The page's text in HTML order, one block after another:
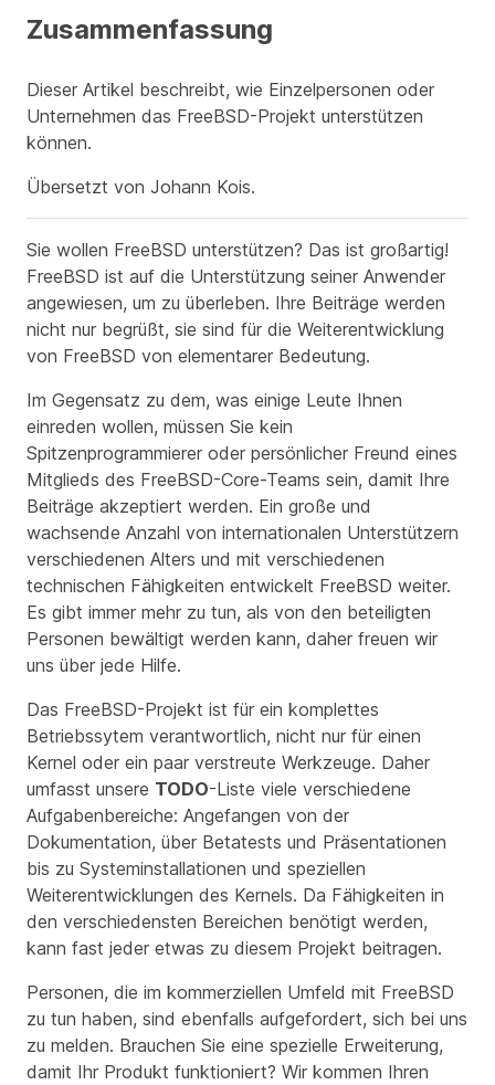
Zusammenfassung
Dieser Artikel beschreibt, wie Einzelpersonen oder
Unternehmen das FreeBSD-Projekt unterstützen
können.
Übersetzt von Johann Kois.
Sie wollen FreeBSD unterstützen? Das ist großartig!
FreeBSD ist auf die Unterstützung seiner Anwender
angewiesen, um zu überleben. Ihre Beiträge werden
nicht nur begrüßt, sie sind für die Weiterentwicklung
von FreeBSD von elementarer Bedeutung.
Im Gegensatz zu dem, was einige Leute Ihnen
einreden wollen, müssen Sie kein
Spitzenprogrammierer oder persönlicher Freund eines
Mitglieds des FreeBSD-Core-Teams sein, damit Ihre
Beiträge akzeptiert werden. Ein große und
wachsende Anzahl von internationalen Unterstützern
verschiedenen Alters und mit verschiedenen
technischen Fähigkeiten entwickelt FreeBSD weiter.
Es gibt immer mehr zu tun, als von den beteiligten
Personen bewältigt werden kann, daher freuen wir
uns über jede Hilfe.
Das FreeBSD-Projekt ist für ein komplettes
Betriebssytem verantwortlich, nicht nur für einen
Kernel oder ein paar verstreute Werkzeuge. Daher
umfasst unsere TODO-Liste viele verschiedene
Aufgabenbereiche: Angefangen von der
Dokumentation, über Betatests und Präsentationen
bis zu Systeminstallationen und speziellen
Weiterentwicklungen des Kernels. Da Fähigkeiten in
den verschiedensten Bereichen benötigt werden,
kann fast jeder etwas zu diesem Projekt beitragen.
Personen, die im kommerziellen Umfeld mit FreeBSD
zu tun haben, sind ebenfalls aufgefordert, sich bei uns
zu melden. Brauchen Sie eine spezielle Erweiterung,
damit Ihr Produkt funktioniert? Wir kommen Ihren